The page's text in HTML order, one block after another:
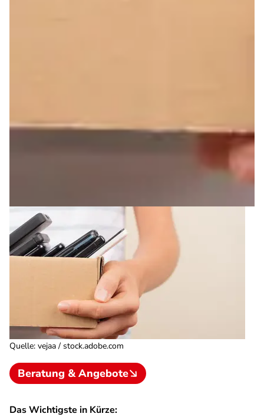
Quelle: vejaa / stock.adobe.com
Beratung & Angebote
Das Wichtigste in Kürze: